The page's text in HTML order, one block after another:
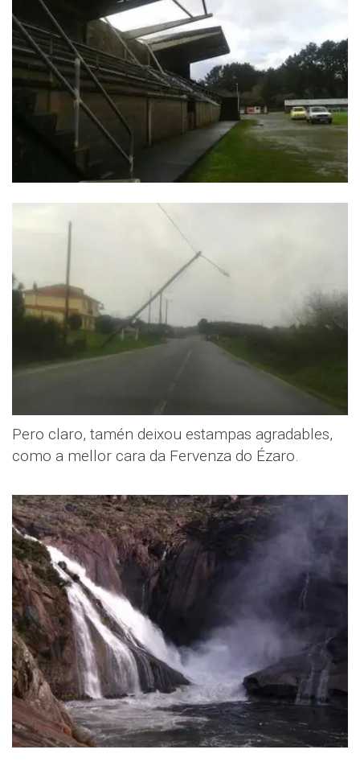
Pero claro, tamén deixou estampas agradables,
como a mellor cara da Fervenza do Ézaro.